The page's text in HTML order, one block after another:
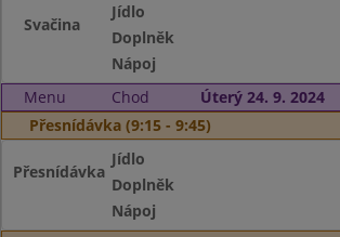
Svačina
Jídlo
Doplněk
Nápoj
Menu
Chod
Úterý 24. 9. 2024
Přesnídávka (9:15 - 9:45)
Přesnídávka
Jídlo
Doplněk
Nápoj